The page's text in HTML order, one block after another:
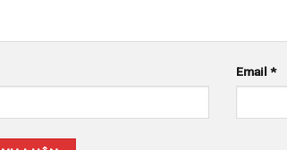
Email *